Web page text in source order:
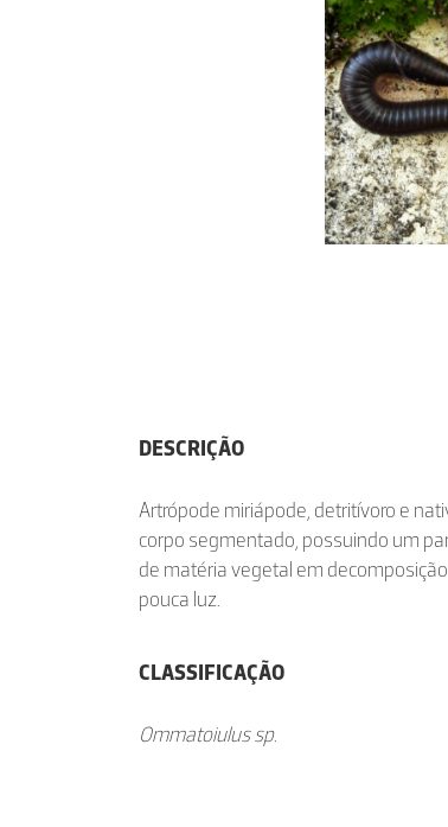
DESCRIÇÃO
Artrópode miriápode, detritívoro e
corpo segmentado, possuindo um
de matéria vegetal em
pouca luz.
CLASSIFICAÇÃO
Ommatoiulus sp.